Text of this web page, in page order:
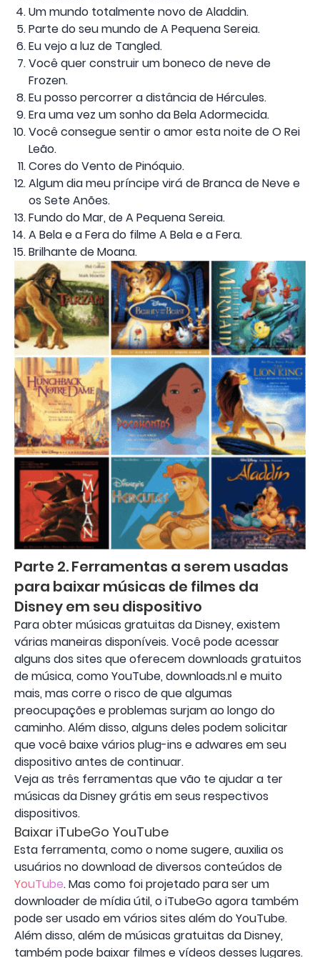
Um mundo totalmente novo de Aladdin.
Parte do seu mundo de A Pequena Sereia.
Eu vejo a luz de Tangled.
Você quer construir um boneco de neve de
Frozen.
Eu posso percorrer a distância de Hércules.
Era uma vez um sonho da Bela Adormecida.
Você consegue sentir o amor esta noite de O Rei
Leão.
Cores do Vento de Pinóquio.
Algum dia meu príncipe virá de Branca de Neve e
os Sete Anões.
Fundo do Mar, de A Pequena Sereia.
A Bela e a Fera do filme A Bela e a Fera.
Brilhante de Moana.
Parte 2. Ferramentas a serem usadas
para baixar músicas de filmes da
Disney em seu dispositivo
Para obter músicas gratuitas da Disney, existem
várias maneiras disponíveis. Você pode acessar
alguns dos sites que oferecem downloads gratuitos
de música, como YouTube, downloads.nl e muito
mais, mas corre o risco de que algumas
preocupações e problemas surjam ao longo do
caminho. Além disso, alguns deles podem solicitar
que você baixe vários plug-ins e adwares em seu
dispositivo antes de continuar.
Veja as três ferramentas que vão te ajudar a ter
músicas da Disney grátis em seus respectivos
dispositivos.
Baixar iTubeGo YouTube
Esta ferramenta, como o nome sugere, auxilia os
usuários no download de diversos conteúdos de
YouTube. Mas como foi projetado para ser um
downloader de mídia útil, o iTubeGo agora também
pode ser usado em vários sites além do YouTube.
Além disso, além de músicas gratuitas da Disney,
também pode baixar filmes e vídeos desses lugares.